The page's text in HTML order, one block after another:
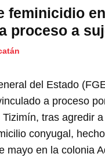
feminicidio
proceso a
del Estado
a proceso
tras agredir
conyugal,
mayo en la colonia